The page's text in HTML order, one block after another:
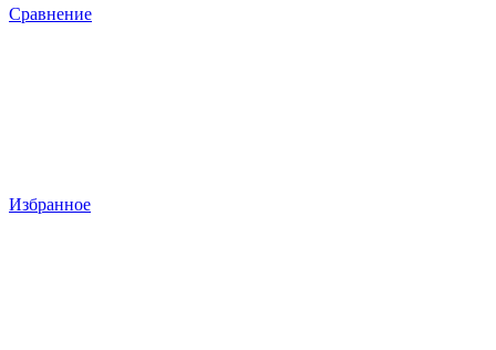
Сравнение
Избранное